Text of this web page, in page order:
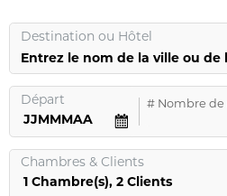
Destination ou Hôtel
Entrez le nom de la ville ou de
Départ # Nombre de
Chambres& Clients
1 Chambre(s), 2 Clients